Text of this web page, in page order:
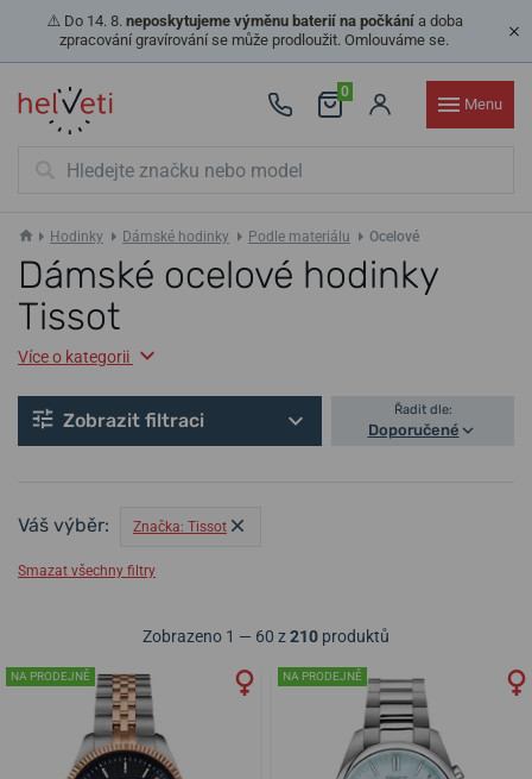
⚠️ Do 14. 8. neposkytujeme výměnu baterií na počkánía doba
zpracování gravírování se může prodloužit. Omlouváme se.
0
Menu
Hodinky Dámské hodinky Podle materiálu Ocelové
Dámské ocelové hodinky
Tissot
Více o kategorii
Zobrazit filtraci Řadit dle:
Doporučené
Váš výběr: Značka: Tissot
Smazat všechny filtry
Zobrazeno 1 — 60 z210 produktů
NA PRODEJNĚ NA PRODEJNĚ